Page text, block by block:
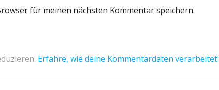
für meinen nächsten Kommentar speichern.
Erfahre, wie deine Kommentardaten verarbeitet